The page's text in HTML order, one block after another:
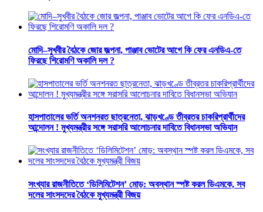
মোদি–সুখবীর বৈঠকে জোর জল্পনা, পাঞ্জাব ভোটের আগে কি ফের এনডিএ-তে
ফিরছে শিরোমণি অকালি দল ?
হাসপাতালের ভর্তি অনশনরত ছাত্রনেতা, ঝাড়খণ্ডে তীব্রতর চাকরিপ্রার্থীদের
আন্দোলন ! মুখ্যমন্ত্রীর সঙ্গে সরাসরি আলোচনার দাবিতে বিধানসভা অভিযান
সংখ্যার রাজনীতিতে ‘ডিলিমিটেশন’ মোড়: অবস্থান স্পষ্ট করল ডিএমকে, সব
দলের সাংসদদের বৈঠকে মুখ্যমন্ত্রী বিজয়